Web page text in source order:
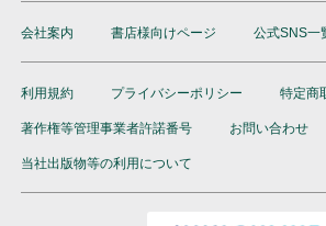
会社案内 書店様向けページ 公式SNS一
利用規約 プライバシーポリシー 特定商
著作権等管理事業者許諾番号 お問い合わせ
当社出版物等の利用について